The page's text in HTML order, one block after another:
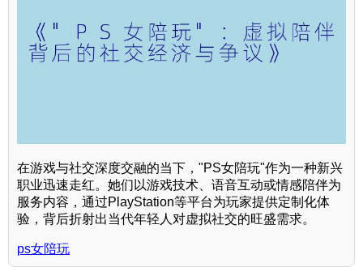
在游戏与社交深度交融的当下，"PS女陪玩"作为一种新兴
职业迅速走红。她们以游戏技术、语音互动或情感陪伴为
服务内容，通过PlayStation等平台为玩家提供定制化体
验，背后折射出当代年轻人对虚拟社交的旺盛需求。
ps女陪玩